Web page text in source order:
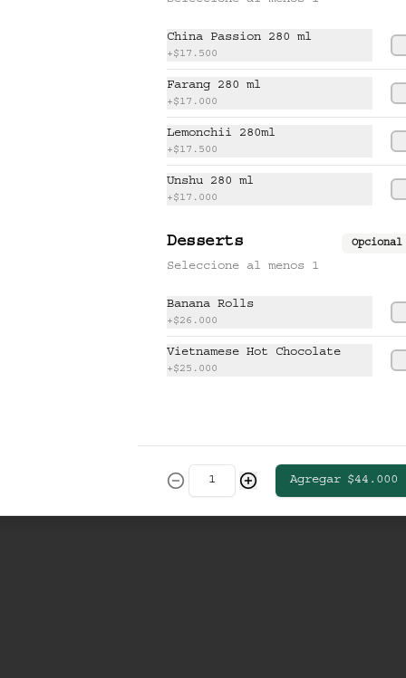
Costillas de cerdo
glaseadas, kimchi, salsa BBQ
$58.500
Camarones crocantes con miel
de cítricos, cebolla,
$49.000
$36.000
China Passion 280 ml
+$17.500
Farang 280 ml
+$17.000
Lemonchii 280ml
+$17.500
Unshu 280 ml
+$17.000
Desserts Opcional
Seleccione al menos 1
Banana Rolls
+$26.000
Vietnamese Hot Chocolate
+$25.000
Agregar $44.000